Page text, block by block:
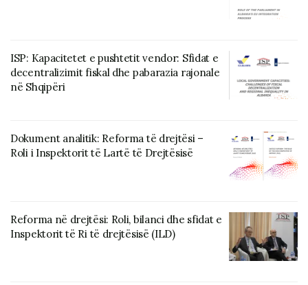
ISP: Kapacitetet e pushtetit vendor: Sfidat e
decentralizimit fiskal dhe pabarazia rajonale
në Shqipëri
Dokument analitik: Reforma të drejtësi –
Roli i Inspektorit të Lartë të Drejtësisë
Reforma në drejtësi: Roli, bilanci dhe sfidat e
Inspektorit të Ri të drejtësisë (ILD)